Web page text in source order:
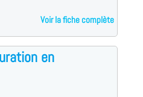
Voir la fiche complète
en